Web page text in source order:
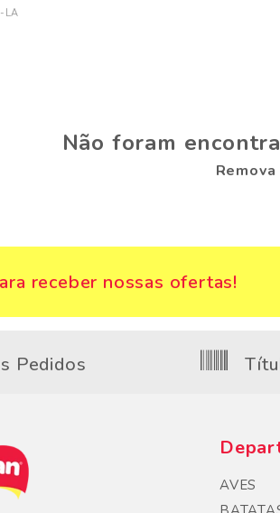
LA
Não foram
receber nossas ofertas!
Pedidos
AVES